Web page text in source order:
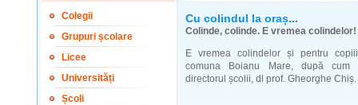
Colegii
Grupuri școlare
Licee
Universități
Școli
Cu colindul la oraș...
Colinde, colinde. E vremea colindelor!
E vremea colindelor și pentru
comuna Boianu Mare, după
directorul școlii, dl prof. Gheorghe Chiș.